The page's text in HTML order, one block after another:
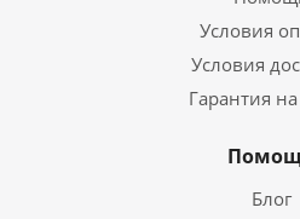
Условия
Условия
Гарантия
Блог